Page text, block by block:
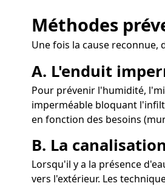
Méthodes
Une fois la cause
A. L'enduit
Pour prévenir l'humidité,
imperméable bloquant
en fonction des besoins
B. La canalisation
Lorsqu'il y a la présence
vers l'extérieur. Les